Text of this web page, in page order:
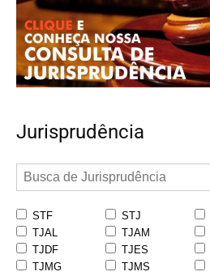
Jurisprudência
STF STJ
TJAL
TJAM
TJDF
TJES
TJMG
TJMS